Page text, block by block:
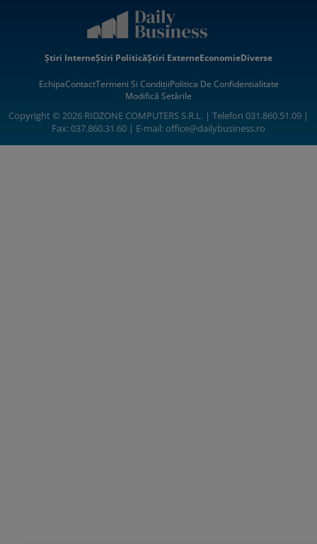
Știri InterneȘtiri PoliticăȘtiri ExterneEconomieDiverse
EchipaContactTermeni Si CondițiiPolitica De Confidentialitate
Modifică Setările
Copyright © 2026 RIDZONE COMPUTERS S.R.L. | Telefon 031.860.51.09 |
Fax: 037.860.31.60 | E-mail:office@dailybusiness.ro